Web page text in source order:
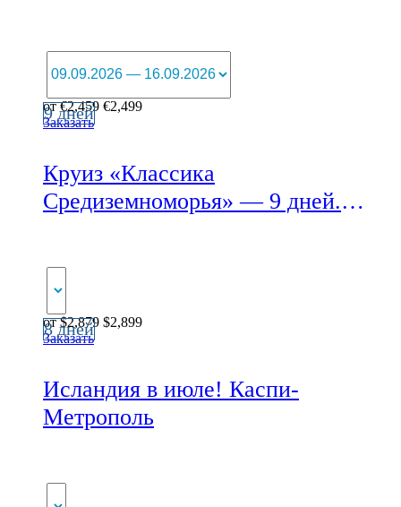
от€2,459 €2,499
Заказать
9 дней
Круиз «Классика
Средиземноморья» — 9 дней.
от$2,879 $2,899
Заказать
8 дней
Исландия в июле! Каспи-
Метрополь